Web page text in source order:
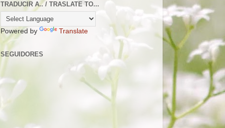
TRADUCIR A.. / TRASLATE TO...
Powered by Translate
SEGUIDORES